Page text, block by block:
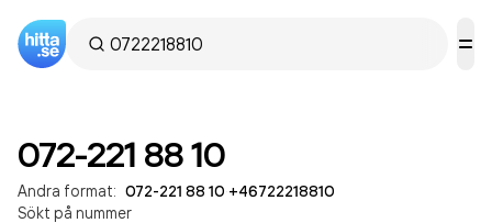
072-221 88 10
Andra format: 072-221 88 10 +46722218810
Sökt på nummer